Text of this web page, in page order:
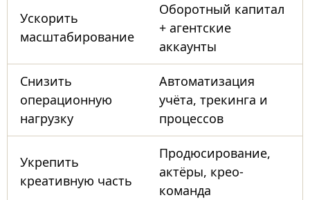
Ускорить
масштабирование
Оборотный капитал
+ агентские
аккаунты
Снизить
операционную
нагрузку
Автоматизация
учёта, трекинга и
процессов
Укрепить
креативную часть
Продюсирование,
актёры, крео-
команда